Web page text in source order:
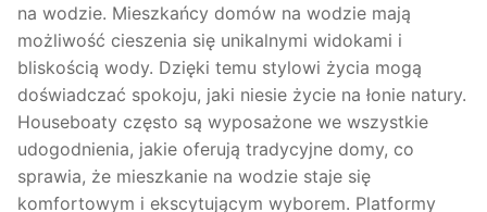
na wodzie. Mieszkańcy domów na wodzie mają
możliwość cieszenia się unikalnymi widokami i
bliskością wody. Dzięki temu stylowi życia mogą
doświadczać spokoju, jaki niesie życie na łonie natury.
Houseboaty często są wyposażone we wszystkie
udogodnienia, jakie oferują tradycyjne domy, co
sprawia, że mieszkanie na wodzie staje się
komfortowym i ekscytującym wyborem. Platformy